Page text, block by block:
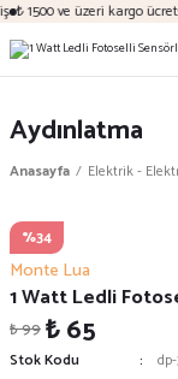
₺ 1500 ve üzeri kargo
Aydınlatma
Anasayfa Elektrik -
%34
Monte Lua
1 Watt Ledli
₺ 99₺ 65
Stok Kodu